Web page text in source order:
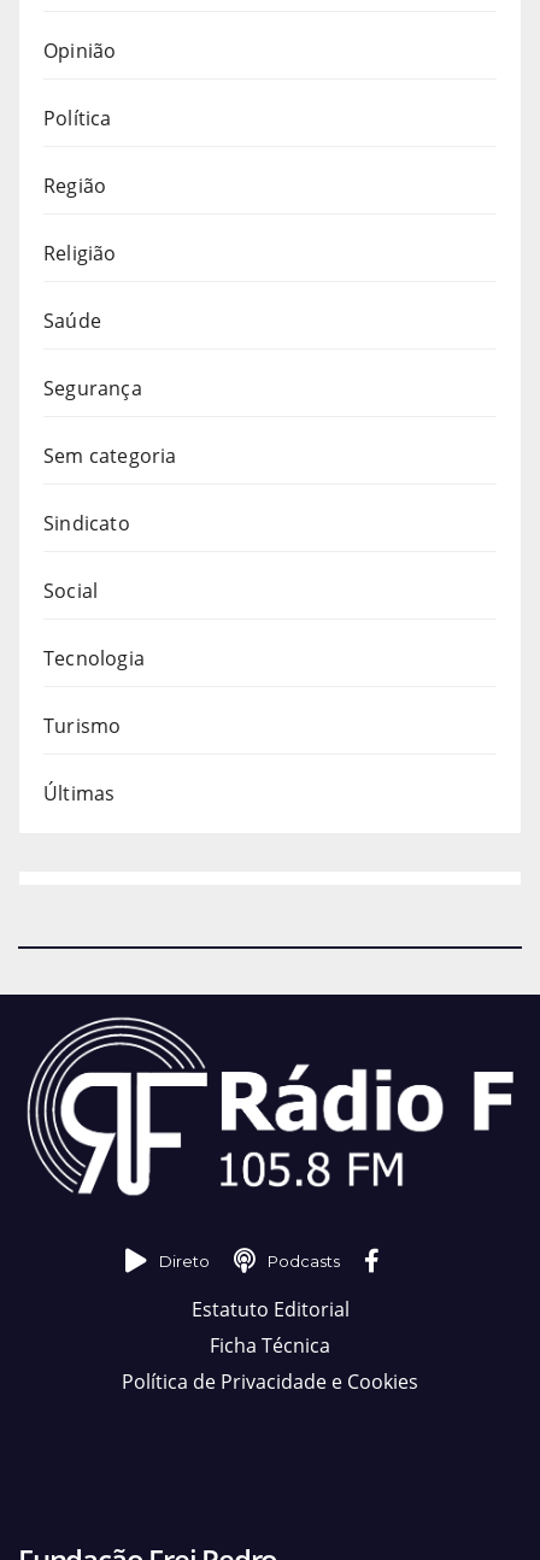
Opinião
Política
Região
Religião
Saúde
Segurança
Sem categoria
Sindicato
Social
Tecnologia
Turismo
Últimas
Direto Podcasts
Estatuto Editorial
Ficha Técnica
Política de Privacidade e Cookies